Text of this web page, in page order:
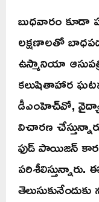
బుధవారం కూడా
లక్షణాలతో
ఉస్మానియా
కలుషితాహార
డీఎంహెచ్‌వో,
విచారణ
ఫుడ్‌ పాయిజన్‌